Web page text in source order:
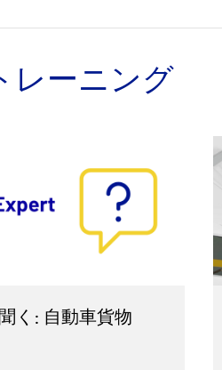
レーニング
く: 自動車貨物